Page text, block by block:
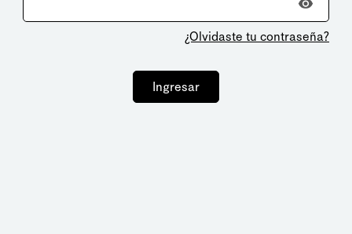
¿Olvidaste tu contraseña?
Ingresar